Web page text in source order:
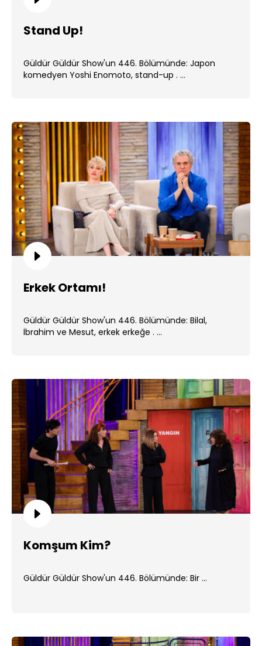
Stand Up!
Güldür Güldür Show'un 446. Bölümünde: Japon
komedyen Yoshi Enomoto, stand-up . ...
Erkek Ortamı!
Güldür Güldür Show'un 446. Bölümünde: Bilal,
İbrahim ve Mesut, erkek erkeğe . ...
Komşum Kim?
Güldür Güldür Show'un 446. Bölümünde: Bir ...